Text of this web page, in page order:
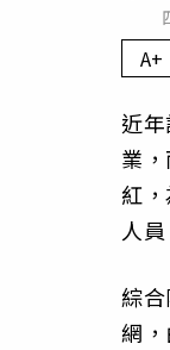
A+
近
業
紅
人
綜
網